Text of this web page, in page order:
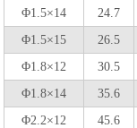
Φ1.5×14
24.7
Φ1.5×15
26.5
Φ1.8×12
30.5
Φ1.8×14
35.6
Φ2.2×12
45.6